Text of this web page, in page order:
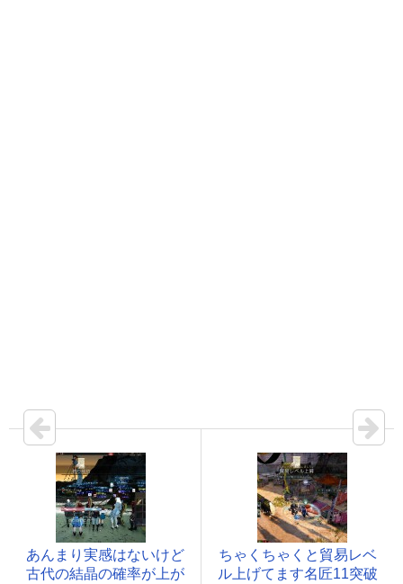
あんまり実感はないけど
古代の結晶の確率が上が
ちゃくちゃくと貿易レベ
ル上げてます名匠11突破